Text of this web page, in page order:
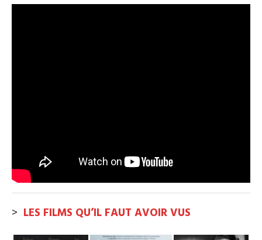
> LES FILMS QU’IL FAUT AVOIR VUS